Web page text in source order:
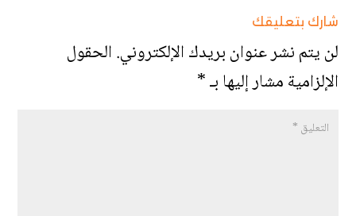
شارك بتعليقك
لن يتم نشر عنوان بريدك الإلكتروني.الحقول
الإلزامية مشار إليها بـ*